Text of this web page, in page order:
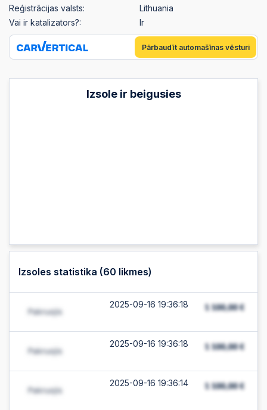
Reģistrācijas valsts:
Lithuania
Vai ir katalizators?:
Ir
Pārbaudīt automašīnas vēsturi
Izsole ir beigusies
Izsoles statistika (60 likmes)
2025-09-16 19:36:18
2025-09-16 19:36:18
2025-09-16 19:36:14